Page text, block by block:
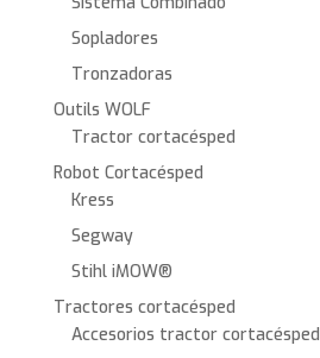
Sopladores
Tronzadoras
Outils WOLF
Tractor cortacésped
Robot Cortacésped
Kress
Segway
Stihl iMOW®
Tractores cortacésped
Accesorios tractor cortacésped